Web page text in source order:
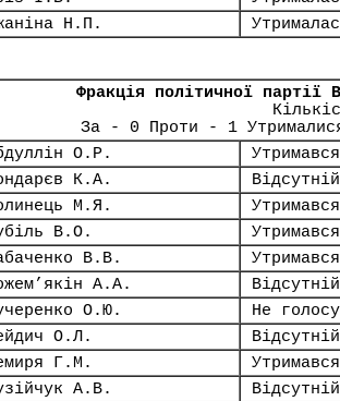
Н.П.
Фракція політичної партії
За - 0 Проти - 1
О.Р.
Утримався
К.А.
Відсутній
М.Я.
Утримався
В.О.
Утримався
В.В.
Утримався
А.А.
Відсутній
О.Ю.
Не
О.Л.
Відсутній
Г.М.
Утримався
А.В.
Відсутній